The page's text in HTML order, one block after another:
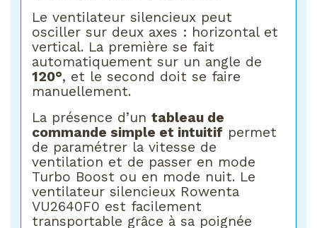
Le ventilateur silencieux peut
osciller sur deux axes : horizontal et
vertical. La première se fait
automatiquement sur un angle de
120°, et le second doit se faire
manuellement.
La présence d’untableau de
commande simple et intuitif permet
de paramétrer la vitesse de
ventilation et de passer en mode
Turbo Boost ou en mode nuit. Le
ventilateur silencieux Rowenta
VU2640F0 est facilement
transportable grâce à sa poignée